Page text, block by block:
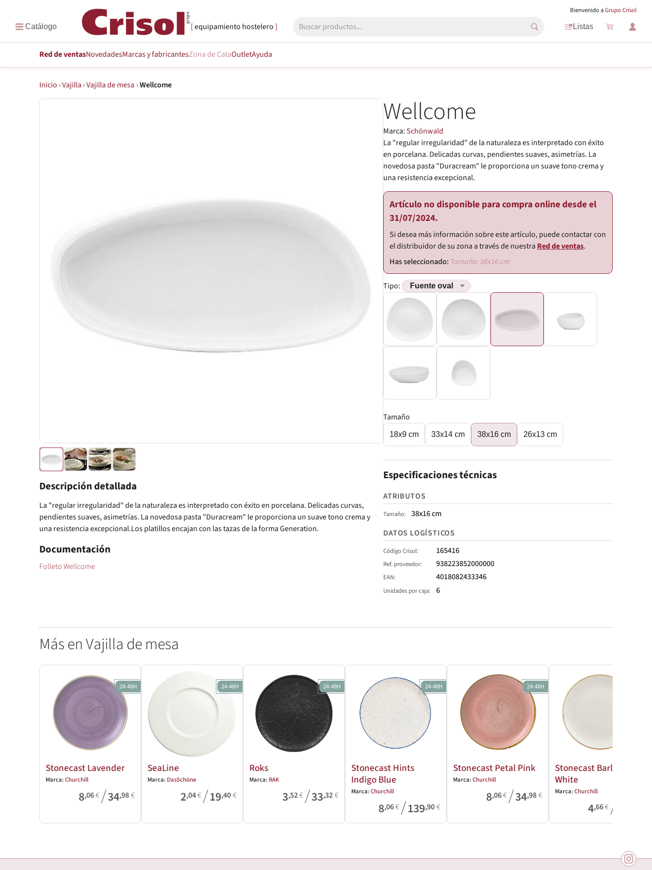
Bienvenido aGrupo Crisol
equipamiento hostelero Listas
Red de ventasNovedadesMarcasy fabricantesZona de CataOutletAyuda
Inicio ›Vajilla ›Vajilla de mesa ›Wellcome
Descripción detallada
La "regular irregularidad" de la naturaleza es interpretado con éxito en porcelana. Delicadas curvas,
pendientes suaves, asimetrías. La novedosa pasta "Duracream" le proporciona un suave tono crema y
una resistencia excepcional.Los platillos encajan con las tazas de la forma Generation.
Documentación
Folleto Wellcome
Wellcome
Marca:Schönwald
La "regular irregularidad" de la naturaleza es interpretado con éxito
en porcelana. Delicadas curvas, pendientes suaves, asimetrías. La
novedosa pasta "Duracream" le proporciona un suave tono crema y
una resistencia excepcional.
Artículo no disponible para compra online desde el
31/07/2024.
Si desea más información sobre este artículo, puede contactar con
el distribuidor de su zona a través de nuestra Red de ventas.
Tamaño: 38x16 cm
Tipo:
Tamaño
18x9 cm 33x14 cm 38x16 cm 26x13 cm
Especificaciones técnicas
ATRIBUTOS
Tamaño
38x16 cm
DATOS LOGÍSTICOS
Código Crisol 165416
Ref. proveedor 938223852000000
EAN 4018082433346
Unidades por caja 6
Más en Vajilla de mesa
24-48H
Stonecast Lavender
Marca:Churchill
8,06€/34,98€
24-48H
SeaLine
Marca: DasSchöne
2,04€/19,40€
24-48H
Roks
Marca: RAK
3,52€/33,32€
24-48H
Stonecast Hints
Indigo Blue
Marca:Churchill
8,06€/139,90€
24-48H
Stonecast Petal Pink
Marca:Churchill
8,06€/34,98€
Stonecast Barley
White
Marca:Churchill
4,66€/